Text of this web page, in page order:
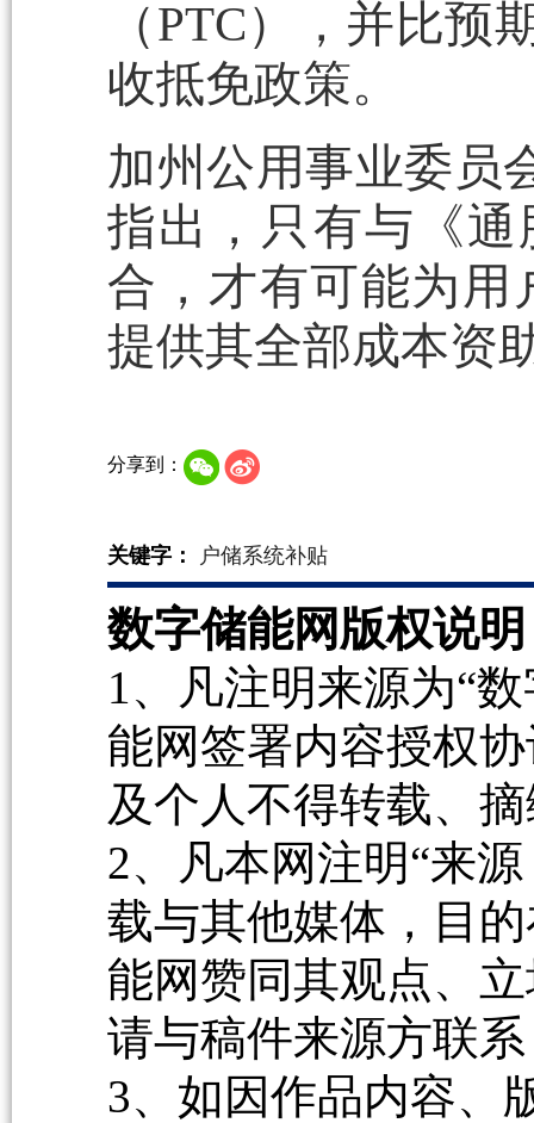
（PTC），并比
收抵免政策。
加州公用事业委员
指出，只有与《
合，才有可能为用
提供其全部成本资
分享到：
关键字： 户储系统补贴
数字储能网版权说
1、凡注明来源为“
能网签署内容授权
及个人不得转载、
2、凡本网注明“来
载与其他媒体，目
能网赞同其观点、
请与稿件来源方联
3、如因作品内容、